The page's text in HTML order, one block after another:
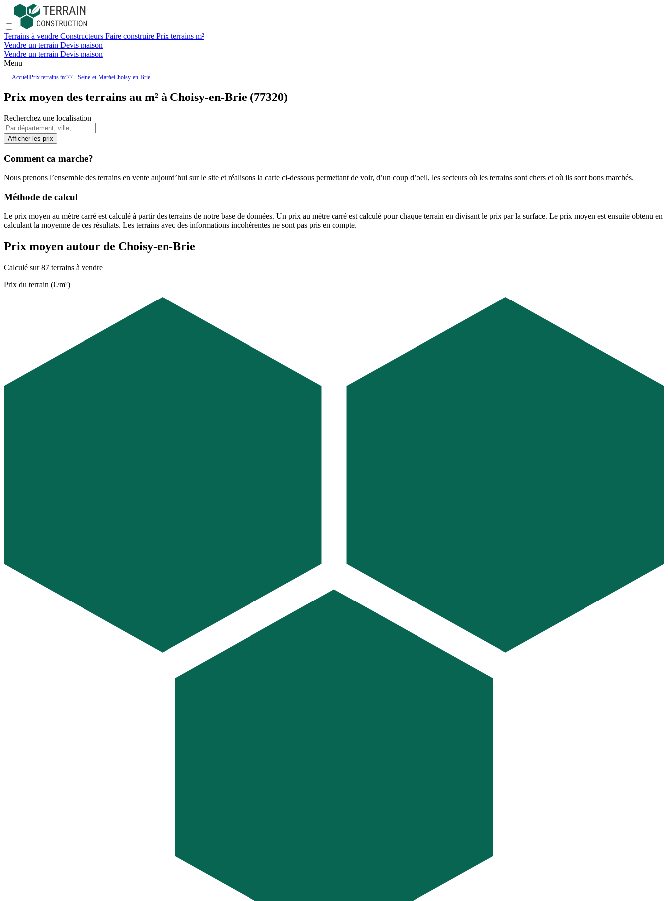
Terrains à vendre Constructeurs Faire construire Prix terrains m²
Vendre un terrain Devis maison
Vendre un terrain Devis maison
Menu
AccueilPrix terrains m²77 - Seine-et-MarneChoisy-en-Brie
Prix moyen des terrains au m² à Choisy-en-Brie (77320)
Recherchez une localisation
Afficher les prix
Comment ca marche?
Nous prenons l’ensemble des terrains en vente aujourd’hui sur le site et réalisons la carte ci-dessous permettant de voir, d’un coup d’oeil, les secteurs où les terrains sont chers et où ils sont bons marchés.
Méthode de calcul
Le prix moyen au mètre carré est calculé à partir des terrains de notre base de données. Un prix au mètre carré est calculé pour chaque terrain en divisant le prix par la surface. Le prix moyen est ensuite obtenu en
calculant la moyenne de ces résultats. Les terrains avec des informations incohérentes ne sont pas pris en compte.
Prix moyen autour de Choisy-en-Brie
Calculé sur 87 terrains à vendre
Prix du terrain (€/m²)